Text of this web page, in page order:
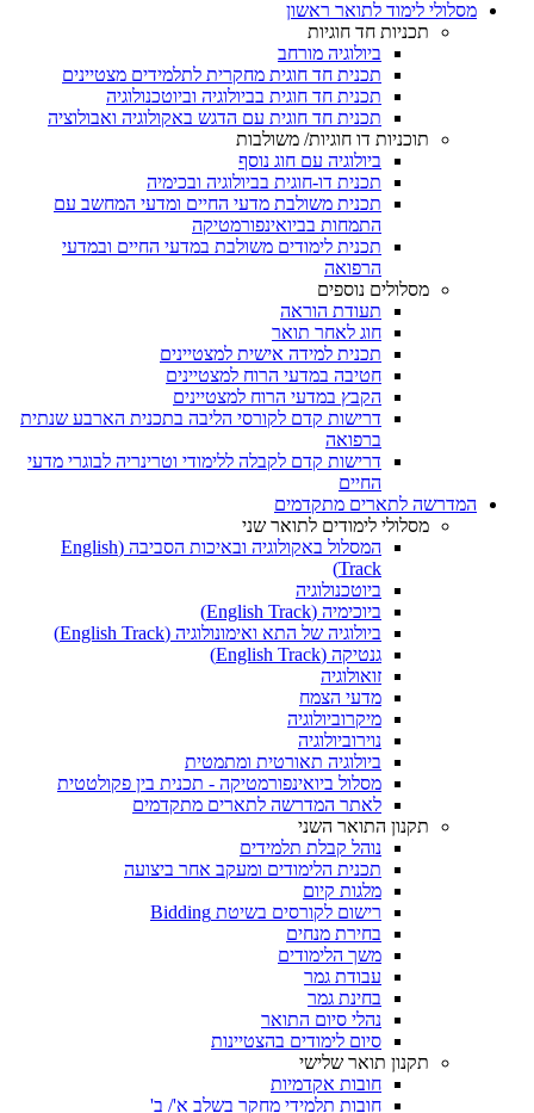
מסלולי לימוד לתואר ראשון
תכניות חד חוגיות
ביולוגיה מורחב
תכנית חד חוגית מחקרית לתלמידים מצטיינים
תכנית חד חוגית בביולוגיה וביוטכנולוגיה
תכנית חד חוגית עם הדגש באקולוגיה ואבולוציה
תוכניות דו חוגיות/ משולבות
ביולוגיה עם חוג נוסף
תכנית דו-חוגית בביולוגיה ובכימיה
תכנית משולבת מדעי החיים ומדעי המחשב עם
התמחות בביואינפורמטיקה
תכנית לימודים משולבת במדעי החיים ובמדעי
הרפואה
מסלולים נוספים
תעודת הוראה
חוג לאחר תואר
תכנית למידה אישית למצטיינים
חטיבה במדעי הרוח למצטיינים
הקבץ במדעי הרוח למצטיינים
דרישות קדם לקורסי הליבה בתכנית הארבע שנתית
ברפואה
דרישות קדם לקבלה ללימודי וטרינריה לבוגרי מדעי
החיים
המדרשה לתארים מתקדמים
מסלולי לימודים לתואר שני
המסלול באקולוגיה ובאיכות הסביבה (English
Track)
ביוטכנולוגיה
ביוכימיה (English Track)
ביולוגיה של התא ואימונולוגיה (English Track)
גנטיקה (English Track)
זואולוגיה
מדעי הצמח
מיקרוביולוגיה
נוירוביולוגיה
ביולוגיה תאורטית ומתמטית
מסלול ביואינפורמטיקה - תכנית בין פקולטטית
לאתר המדרשה לתארים מתקדמים
תקנון התואר השני
נוהל קבלת תלמידים
תכנית הלימודים ומעקב אחר ביצועה
מלגות קיום
רישום לקורסים בשיטת Bidding
בחירת מנחים
משך הלימודים
עבודת גמר
בחינת גמר
נהלי סיום התואר
סיום לימודים בהצטיינות
תקנון תואר שלישי
חובות אקדמיות
חובות תלמידי מחקר בשלב א'/ ב'